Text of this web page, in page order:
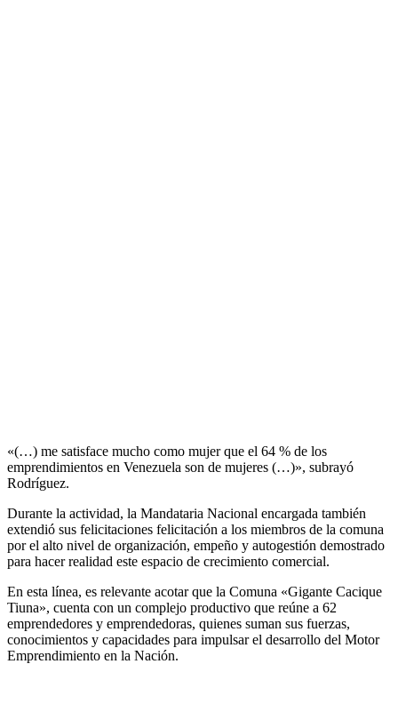
«(…) me satisface mucho como mujer que el 64 % de los
emprendimientos en Venezuela son de mujeres (…)», subrayó
Rodríguez.
Durante la actividad, la Mandataria Nacional encargada también
extendió sus felicitaciones felicitación a los miembros de la comuna
por el alto nivel de organización, empeño y autogestión demostrado
para hacer realidad este espacio de crecimiento comercial.
En esta línea, es relevante acotar que la Comuna «Gigante Cacique
Tiuna», cuenta con un complejo productivo que reúne a 62
emprendedores y emprendedoras, quienes suman sus fuerzas,
conocimientos y capacidades para impulsar el desarrollo del Motor
Emprendimiento en la Nación.